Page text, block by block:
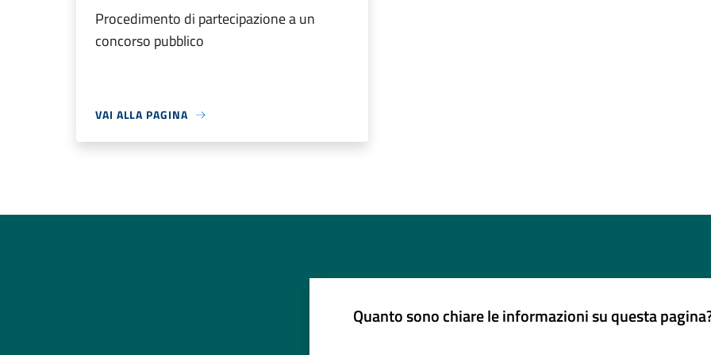
Procedimento di partecipazione a un
concorso pubblico
VAI ALLA PAGINA
Quanto sono chiare le informazioni su questa